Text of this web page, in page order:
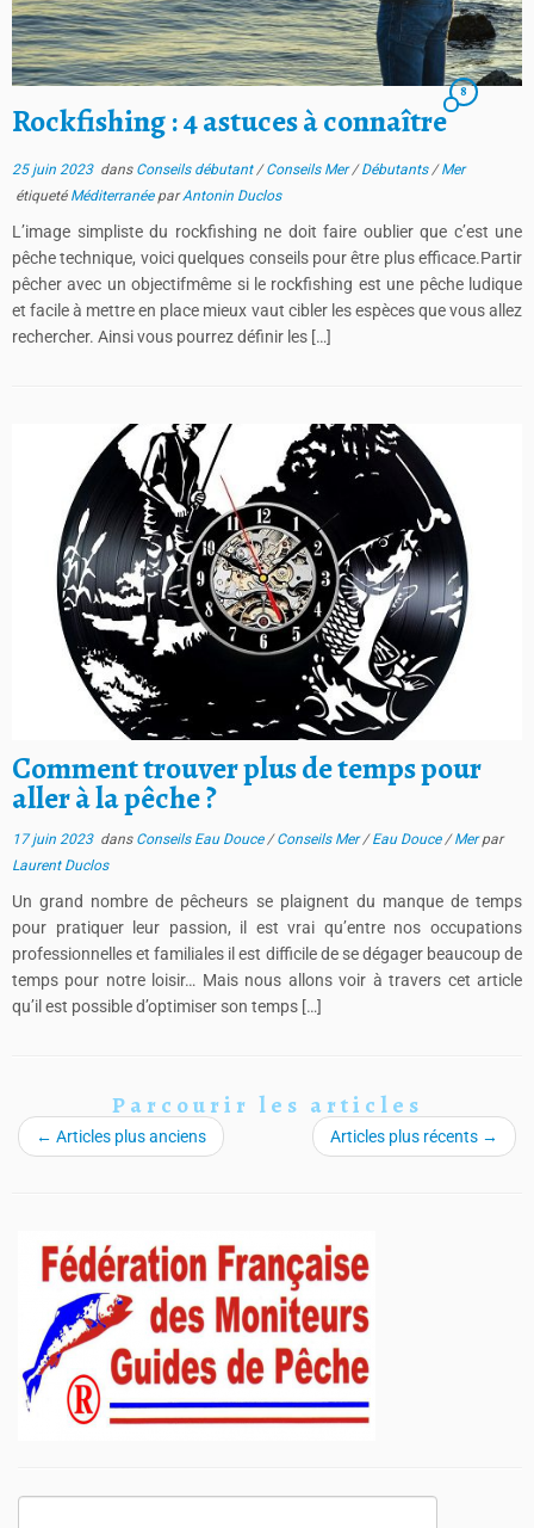
Rockfishing : 4 astuces à connaître
8
25 juin 2023dans Conseils débutant/Conseils Mer/Débutants/Mer
étiqueté Méditerranée parAntonin Duclos
L’image simpliste du rockfishing ne doit faire oublier que c’est une
pêche technique, voici quelques conseils pour être plus efficace.Partir
pêcher avec un objectifmême si le rockfishing est une pêche ludique
et facile à mettre en place mieux vaut cibler les espèces que vous allez
rechercher. Ainsi vous pourrez définir les […]
Comment trouver plus de temps pour
aller à la pêche ?
17 juin 2023dans Conseils Eau Douce/Conseils Mer/Eau Douce/Merpar
Laurent Duclos
Un grand nombre de pêcheurs se plaignent du manque de temps
pour pratiquer leur passion, il est vrai qu’entre nos occupations
professionnelles et familiales il est difficile de se dégager beaucoup de
temps pour notre loisir… Mais nous allons voir à travers cet article
qu’il est possible d’optimiser son temps […]
Parcourir les articles
← Articles plus anciens Articles plus récents →